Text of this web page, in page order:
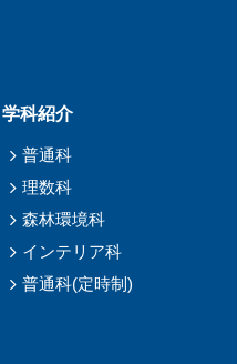
学科紹介
普通科
理数科
森林環境科
インテリア科
普通科(定時制)